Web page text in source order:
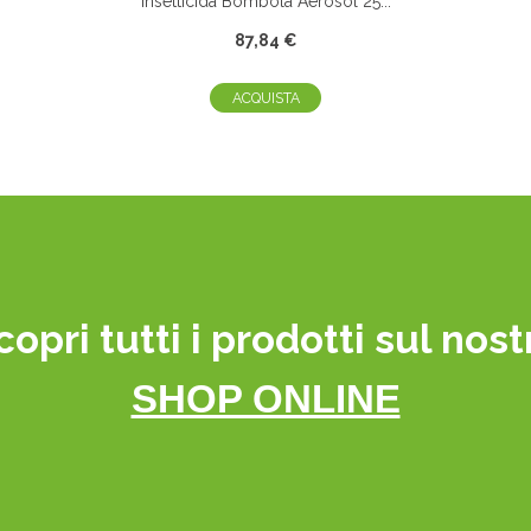
87,84 €
ACQUISTA
tutti i prodotti sul
SHOP ONLINE